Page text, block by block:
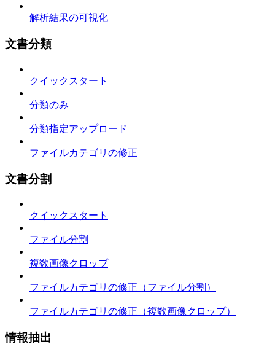
解析結果の可視化
文書分類
クイックスタート
分類のみ
分類指定アップロード
ファイルカテゴリの修正
文書分割
クイックスタート
ファイル分割
複数画像クロップ
ファイルカテゴリの修正（ファイル分割）
ファイルカテゴリの修正（複数画像クロップ）
情報抽出